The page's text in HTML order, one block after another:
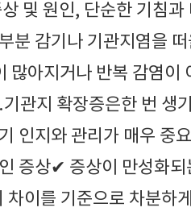
및 원인, 단순한 기침
분 감기나 기관지염을
많아지거나 반복 감염이
관지 확장증은한 번 생
인지와 관리가 매우 중
증상✔ 증상이 만성화
차이를 기준으로 차분하